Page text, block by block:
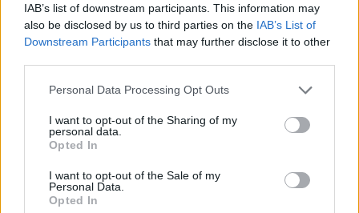
IAB’s list of downstream participants. This information may
also be disclosed by us to third parties on the IAB’s List of
Downstream Participants that may further disclose it to other
Please note that this website/app uses one or more Google
not limited to your visit or usage behaviour. You may click to
grant or deny consent to Google and its third-party tags to
use your data for below specified purposes in below Google
consent section.
Personal Data Processing Opt Outs
I want to opt-out of the Sharing of my
personal data.
Opted In
I want to opt-out of the Sale of my
Personal Data.
Opted In
Si iscriva al briefing del Daily News Hungary e non perda
mai più una notizia importante! Si iscriva alla nostra
newsletter quotidiana qui ←
ogni sabato!
categoria notizie rapide #ungheria
Leave a Reply